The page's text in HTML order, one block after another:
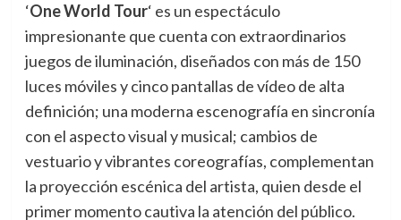
‘One World Tour‘ es un espectáculo
impresionante que cuenta con extraordinarios
juegos de iluminación, diseñados con más de 150
luces móviles y cinco pantallas de vídeo de alta
definición; una moderna escenografía en sincronía
con el aspecto visual y musical; cambios de
vestuario y vibrantes coreografías, complementan
la proyección escénica del artista, quien desde el
primer momento cautiva la atención del público.